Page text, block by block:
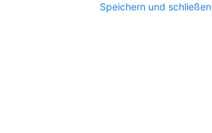
Speichern und schließen